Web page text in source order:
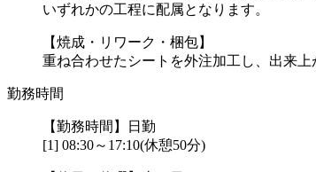
いずれかの工程に配属となります。
【焼成・リワーク・梱包】
重ね合わせたシートを外注加工し、出来
勤務時間
【勤務時間】日勤
[1] 08:30～17:10(休憩50分)